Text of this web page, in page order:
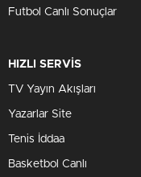
Futbol Canlı Sonuçlar
HIZLI SERVİS
TV Yayın Akışları
Yazarlar Site
Tenis İddaa
Basketbol Canlı